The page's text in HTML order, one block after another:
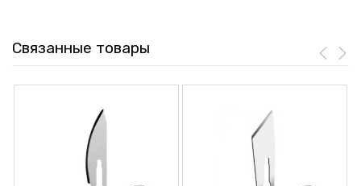
Связанные товары